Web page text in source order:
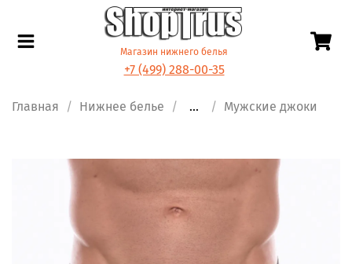
Магазин нижнего белья
+7 (499) 288-00-35
Главная Нижнее белье ... Мужские джоки